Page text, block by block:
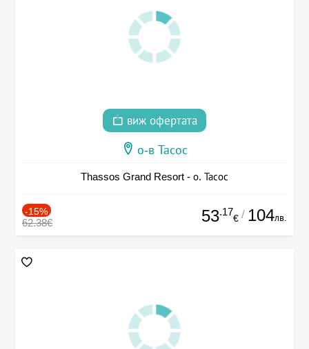
виж офертата
о-в Тасос
Thassos Grand Resort - о. Тасос
-15%
62.38€ 53.17
€ / 104лв.